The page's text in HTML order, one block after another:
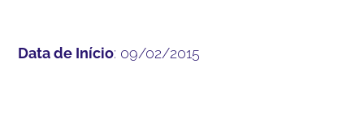
Data de Início: 09/02/2015